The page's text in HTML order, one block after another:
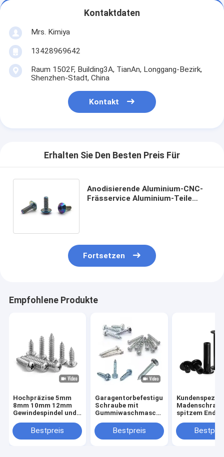
Kontaktdaten
Mrs. Kimiya
13428969642
Raum 1502F, Building3A, TianAn, Longgang-Bezirk,
Shenzhen-Stadt, China
Kontakt
Erhalten Sie Den Besten Preis Für
Anodisierende Aluminium-CNC-
Frässervice Aluminium-Teile
Fortsetzen
Empfohlene Produkte
Hochpräzise 5mm
8mm 10mm 12mm
Gewindespindel und
T10 T12
Trapezgewindespindel
Bestpreis
Garagentorbefestigungen,
Schraube mit
Gummiwaschmaschine,
Bestpreis
spitzem Ende
M5 M6 M8
Kegelspitze